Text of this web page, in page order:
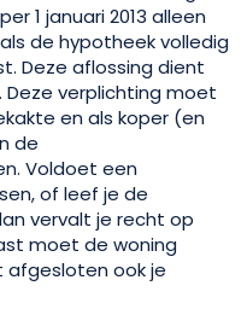
1 januari 2013 alleen
de hypotheek volledig
Deze aflossing dient
verplichting moet
en als koper (en
de
Voldoet een
of leef je de
vervalt je recht op
moet de woning
afgesloten ook je